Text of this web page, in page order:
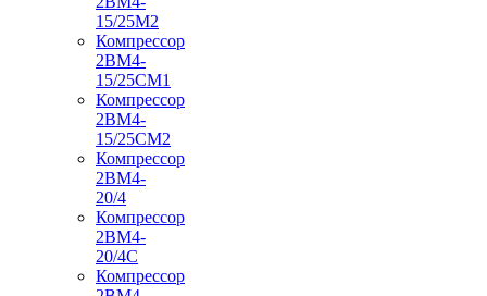
15/25М2
Компрессор
2ВМ4-
15/25СМ1
Компрессор
2ВМ4-
15/25СМ2
Компрессор
2ВМ4-
20/4
Компрессор
2ВМ4-
20/4С
Компрессор